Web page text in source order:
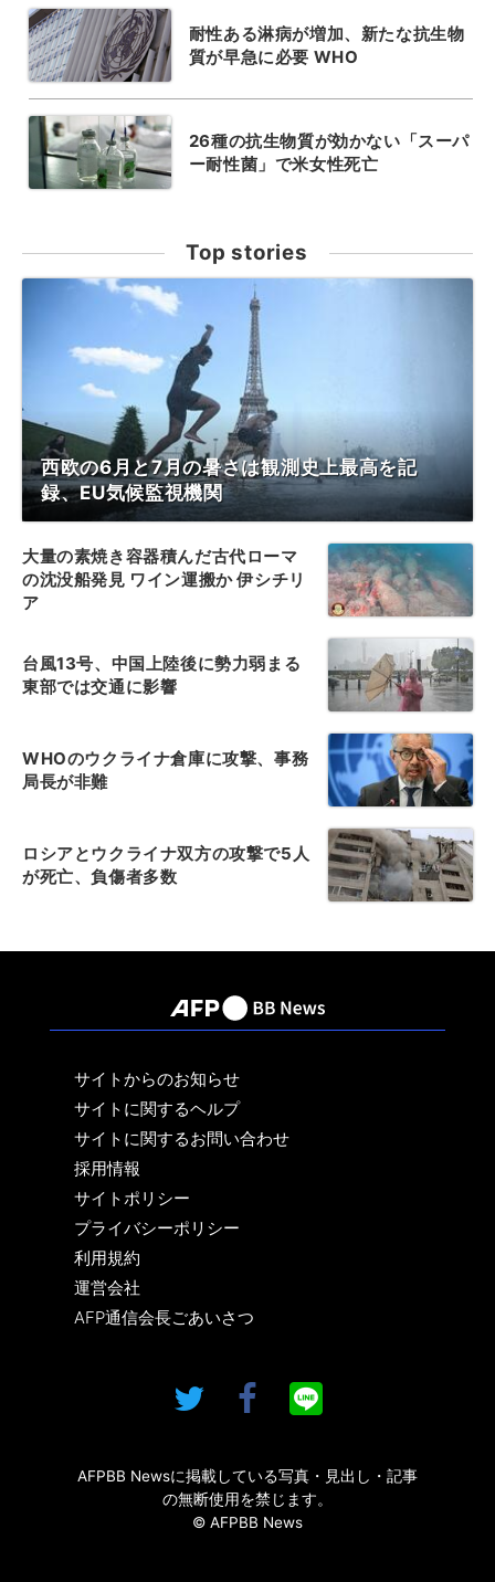
耐性ある淋病が増加、新たな抗生物
質が早急に必要 WHO
26種の抗生物質が効かない「スーパ
ー耐性菌」で米女性死亡
Top stories
西欧の6月と7月の暑さは観測史上最高を記
録、EU気候監視機関
大量の素焼き容器積んだ古代ローマ
の沈没船発見 ワイン運搬か 伊シチリ
ア
台風13号、中国上陸後に勢力弱まる
東部では交通に影響
WHOのウクライナ倉庫に攻撃、事務
局長が非難
ロシアとウクライナ双方の攻撃で5人
が死亡、負傷者多数
サイトからのお知らせ
サイトに関するヘルプ
サイトに関するお問い合わせ
採用情報
サイトポリシー
プライバシーポリシー
利用規約
運営会社
AFP通信会長ごあいさつ
AFPBB Newsに掲載している写真・見出し・記事
の無断使用を禁じます。
© AFPBB News